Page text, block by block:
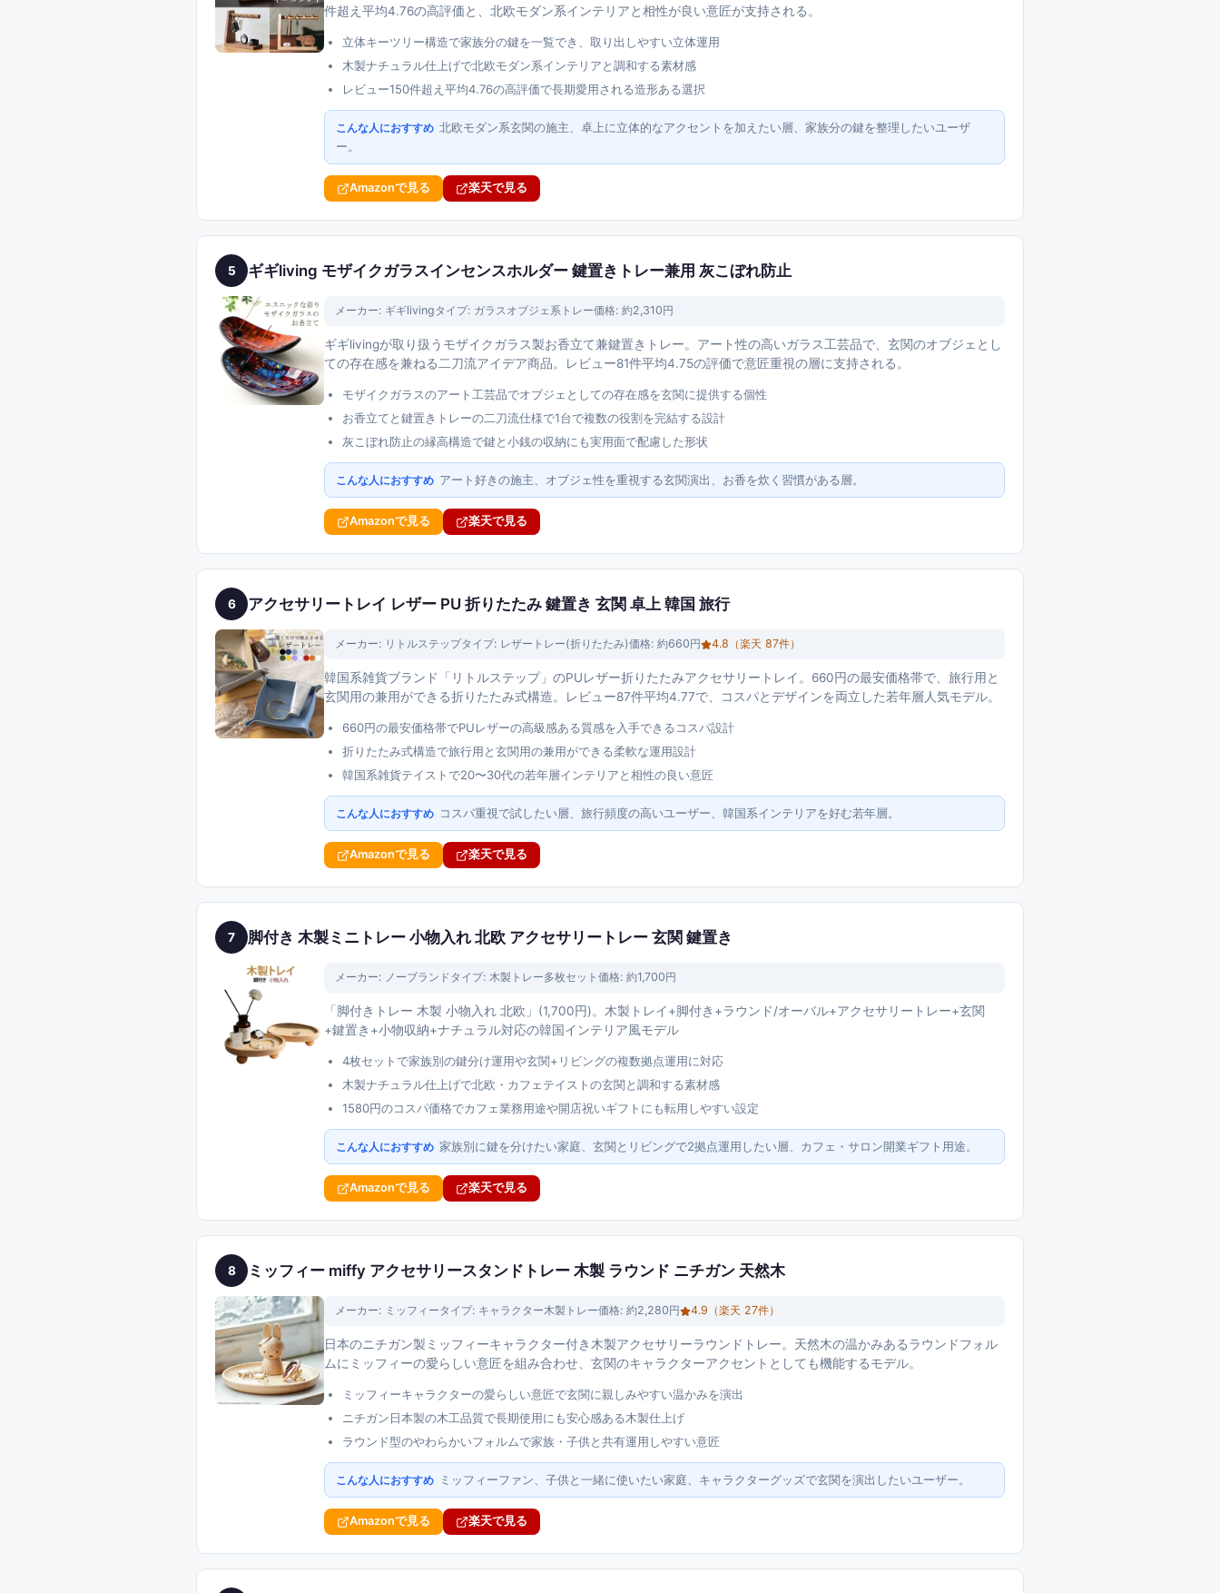
件超え平均4.76の高評価と、北欧モダン系インテリアと相性が良い意匠が支持される。
立体キーツリー構造で家族分の鍵を一覧でき、取り出しやすい立体運用
木製ナチュラル仕上げで北欧モダン系インテリアと調和する素材感
レビュー150件超え平均4.76の高評価で長期愛用される造形ある選択
こんな人におすすめ 北欧モダン系玄関の施主、卓上に立体的なアクセントを加えたい層、家族分の鍵を整理したいユーザ
ー。
Amazonで見る 楽天で見る
5 ギギliving モザイクガラスインセンスホルダー 鍵置きトレー兼用 灰こぼれ防止
メーカー: ギギlivingタイプ: ガラスオブジェ系トレー価格: 約2,310円
ギギlivingが取り扱うモザイクガラス製お香立て兼鍵置きトレー。アート性の高いガラス工芸品で、玄関のオブジェとし
ての存在感を兼ねる二刀流アイデア商品。レビュー81件平均4.75の評価で意匠重視の層に支持される。
モザイクガラスのアート工芸品でオブジェとしての存在感を玄関に提供する個性
お香立てと鍵置きトレーの二刀流仕様で1台で複数の役割を完結する設計
灰こぼれ防止の縁高構造で鍵と小銭の収納にも実用面で配慮した形状
こんな人におすすめ アート好きの施主、オブジェ性を重視する玄関演出、お香を炊く習慣がある層。
Amazonで見る 楽天で見る
6 アクセサリートレイ レザー PU 折りたたみ 鍵置き 玄関 卓上 韓国 旅行
メーカー: リトルステップタイプ: レザートレー(折りたたみ)価格: 約660円 4.8 （楽天 87件）
韓国系雑貨ブランド「リトルステップ」のPUレザー折りたたみアクセサリートレイ。660円の最安価格帯で、旅行用と
玄関用の兼用ができる折りたたみ式構造。レビュー87件平均4.77で、コスパとデザインを両立した若年層人気モデル。
660円の最安価格帯でPUレザーの高級感ある質感を入手できるコスパ設計
折りたたみ式構造で旅行用と玄関用の兼用ができる柔軟な運用設計
韓国系雑貨テイストで20〜30代の若年層インテリアと相性の良い意匠
こんな人におすすめ コスパ重視で試したい層、旅行頻度の高いユーザー、韓国系インテリアを好む若年層。
Amazonで見る 楽天で見る
7 脚付き 木製ミニトレー 小物入れ 北欧 アクセサリートレー 玄関 鍵置き
メーカー: ノーブランドタイプ: 木製トレー多枚セット 価格: 約1,700円
「脚付きトレー 木製 小物入れ 北欧」(1,700円)。木製トレイ+脚付き+ラウンド/オーバル+アクセサリートレー+玄関
+鍵置き+小物収納+ナチュラル対応の韓国インテリア風モデル
4枚セットで家族別の鍵分け運用や玄関+リビングの複数拠点運用に対応
木製ナチュラル仕上げで北欧・カフェテイストの玄関と調和する素材感
1580円のコスパ価格でカフェ業務用途や開店祝いギフトにも転用しやすい設定
こんな人におすすめ 家族別に鍵を分けたい家庭、玄関とリビングで2拠点運用したい層、カフェ・サロン開業ギフト用途。
Amazonで見る 楽天で見る
8 ミッフィー miffy アクセサリースタンドトレー 木製 ラウンド ニチガン 天然木
メーカー: ミッフィータイプ: キャラクター木製トレー価格: 約2,280円 4.9 （楽天 27件）
日本のニチガン製ミッフィーキャラクター付き木製アクセサリーラウンドトレー。天然木の温かみあるラウンドフォル
ムにミッフィーの愛らしい意匠を組み合わせ、玄関のキャラクターアクセントとしても機能するモデル。
ミッフィーキャラクターの愛らしい意匠で玄関に親しみやすい温かみを演出
ニチガン日本製の木工品質で長期使用にも安心感ある木製仕上げ
ラウンド型のやわらかいフォルムで家族・子供と共有運用しやすい意匠
こんな人におすすめ ミッフィーファン、子供と一緒に使いたい家庭、キャラクターグッズで玄関を演出したいユーザー。
Amazonで見る 楽天で見る